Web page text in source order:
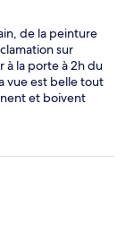
de la peinture
sur
la porte à 2h du
vue est belle tout
et boivent
d'aller dans
rien de fou,